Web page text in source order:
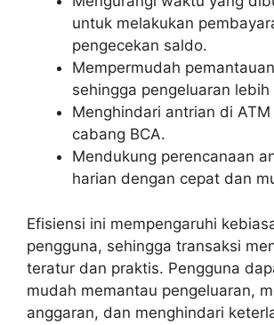
untuk melakukan
pengecekan saldo.
Mempermudah
sehingga pengeluaran
Menghindari antrian di
cabang BCA.
Mendukung perencanaan
harian dengan cepat dan
Efisiensi ini mempengaruhi
pengguna, sehingga transaksi
teratur dan praktis. Pengguna
mudah memantau pengeluaran,
anggaran, dan menghindari